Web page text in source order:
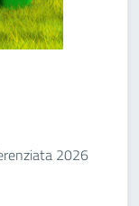
2026